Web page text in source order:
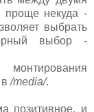
проще некуда -
выбрать
выбор -
в/media/.
позитивное, и